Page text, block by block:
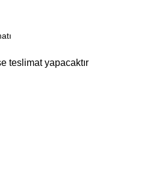
teslimat yapacaktır